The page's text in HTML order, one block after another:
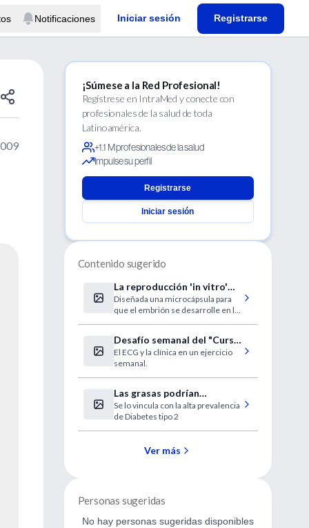
Notificaciones Iniciar sesión Registrarse
¡Súmese a la Red Profesional!
Regístrese en IntraMed y conecte con
profesionales de la salud de toda
Latinoamérica.
+1.1 M profesionales de la salud
Impulse su perfil
Registrarse
Iniciar sesión
Contenido sugerido
La reproducción 'in vitro'
sale de la probeta y vuelve
al útero
Diseñada una microcápsula para
que el embrión se desarrolle en la
Desafío semanal del "Curso
a distancia de ECG"
El ECG y la clínica en un ejercicio
semanal.
Las grasas podrían
"silenciar" un gen
Se lo vincula con la alta prevalencia
de Diabetes tipo 2
Ver más
Personas sugeridas
No hay personas sugeridas disponibles